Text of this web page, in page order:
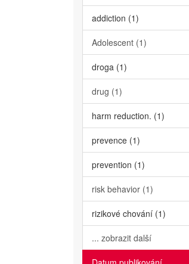
addiction (1)
Adolescent (1)
droga (1)
drug (1)
harm reduction. (1)
prevence (1)
prevention (1)
risk behavior (1)
rizikové chování (1)
... zobrazit další